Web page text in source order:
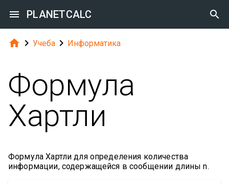
 PLANETCALC 
  Учеба  Информатика
Формула
Хартли
Формула Хартли для определения количества
информации, содержащейся в сообщении длины n.